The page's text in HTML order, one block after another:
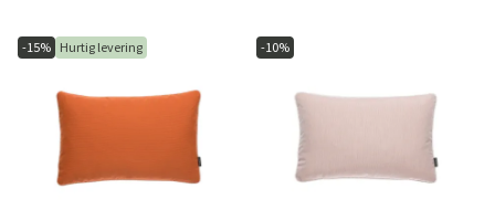
Sverige
Danmark
Suomi
-15% Hurtig levering -10%